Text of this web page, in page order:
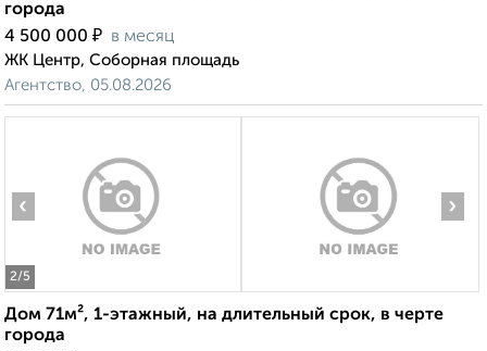
города
4 500 000 ₽ в месяц
ЖК Центр, Соборная площадь
Агентство, 05.08.2026
2/5
‹ ›
Дом 71м², 1-этажный, на длительный срок, в черте
города